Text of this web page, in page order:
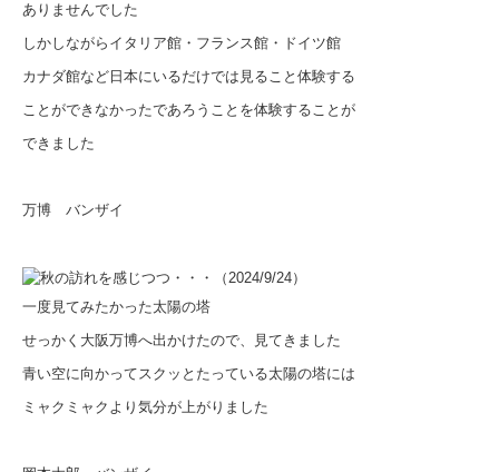
ありませんでした
しかしながらイタリア館・フランス館・ドイツ館
カナダ館など日本にいるだけでは見ること体験する
ことができなかったであろうことを体験することが
できました
万博 バンザイ
一度見てみたかった太陽の塔
せっかく大阪万博へ出かけたので、見てきました
青い空に向かってスクッとたっている太陽の塔には
ミャクミャクより気分が上がりました